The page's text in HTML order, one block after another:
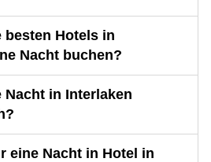
besten Hotels in
Nacht buchen?
Nacht in Interlaken
eine Nacht in Hotel in